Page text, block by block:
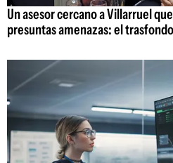
Un asesor cercano a Villarruel
presuntas amenazas: el